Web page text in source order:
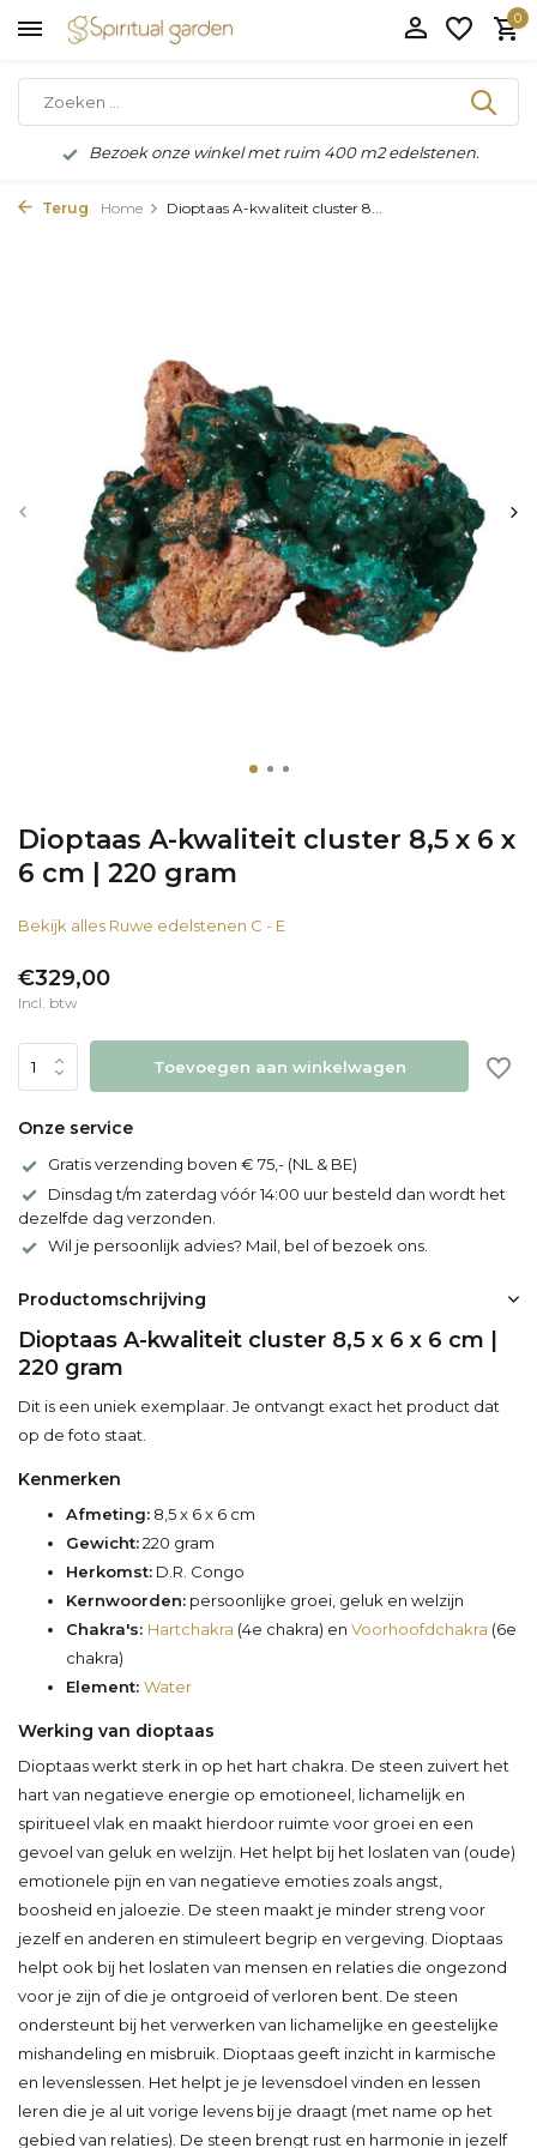
0
Bezoek onze winkel met ruim 400 m2 edelstenen.
Terug Home Dioptaas A-kwaliteit cluster 8...
Dioptaas A-kwaliteit cluster 8,5 x 6 x
6 cm | 220 gram
Bekijk alles Ruwe edelstenen C - E
€329,00
Incl. btw
Toevoegen aan winkelwagen
Onze service
Gratis verzending boven € 75,- (NL & BE)
Dinsdag t/m zaterdag vóór 14:00 uur besteld dan wordt het
dezelfde dag verzonden.
Wil je persoonlijk advies? Mail, bel of bezoek ons.
Productomschrijving
Dioptaas A-kwaliteit cluster 8,5 x 6 x 6 cm |
220 gram
Dit is een uniek exemplaar. Je ontvangt exact het product dat
op de foto staat.
Kenmerken
Afmeting: 8,5 x 6 x 6 cm
Gewicht:220 gram
Herkomst: D.R. Congo
Kernwoorden: persoonlijke groei, geluk en welzijn
Chakra's: Hartchakra (4e chakra) en Voorhoofdchakra (6e
chakra)
Element: Water
Werking van dioptaas
Dioptaas werkt sterk in op het hart chakra. De steen zuivert het
hart van negatieve energie op emotioneel, lichamelijk en
spiritueel vlak en maakt hierdoor ruimte voor groei en een
gevoel van geluk en welzijn. Het helpt bij het loslaten van (oude)
emotionele pijn en van negatieve emoties zoals angst,
boosheid en jaloezie. De steen maakt je minder streng voor
jezelf en anderen en stimuleert begrip en vergeving. Dioptaas
helpt ook bij het loslaten van mensen en relaties die ongezond
voor je zijn of die je ontgroeid of verloren bent. De steen
ondersteunt bij het verwerken van lichamelijke en geestelijke
mishandeling en misbruik. Dioptaas geeft inzicht in karmische
en levenslessen. Het helpt je je levensdoel vinden en lessen
leren die je al uit vorige levens bij je draagt (met name op het
gebied van relaties). De steen brengt rust en harmonie in jezelf